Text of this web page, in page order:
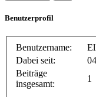
Benutzerprofil
Benutzername:
Dabei seit:
Beiträge
insgesamt:
1